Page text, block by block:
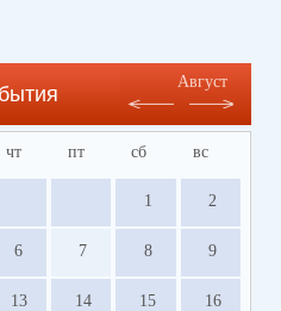
Август
чт пт сб вс
1 2
6 7 8 9
13 14 15 16